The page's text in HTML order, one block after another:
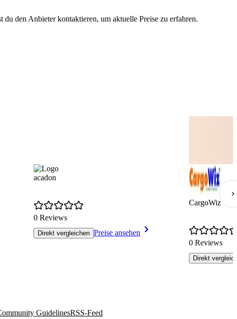
den Anbieter kontaktieren, um aktuelle Preise zu erfahren.
acadon
0 Reviews
Direkt vergleichen Preise ansehen
CargoWiz
0 Reviews
Direkt
GuidelinesRSS-Feed